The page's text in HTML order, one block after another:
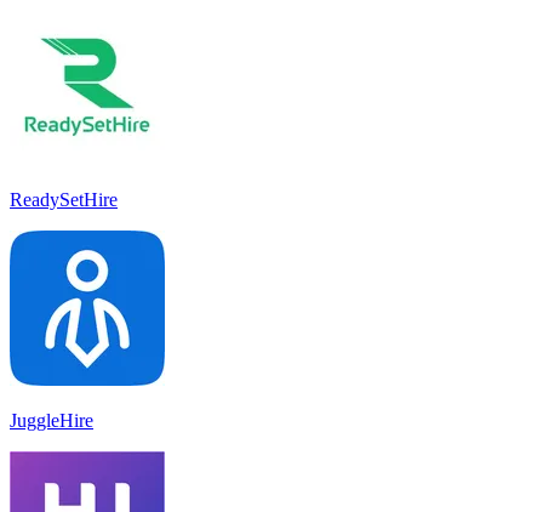
ReadySetHire
JuggleHire